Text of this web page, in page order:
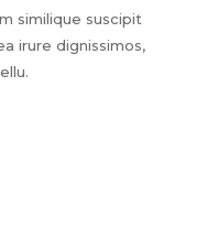
similique suscipit
irure dignissimos,